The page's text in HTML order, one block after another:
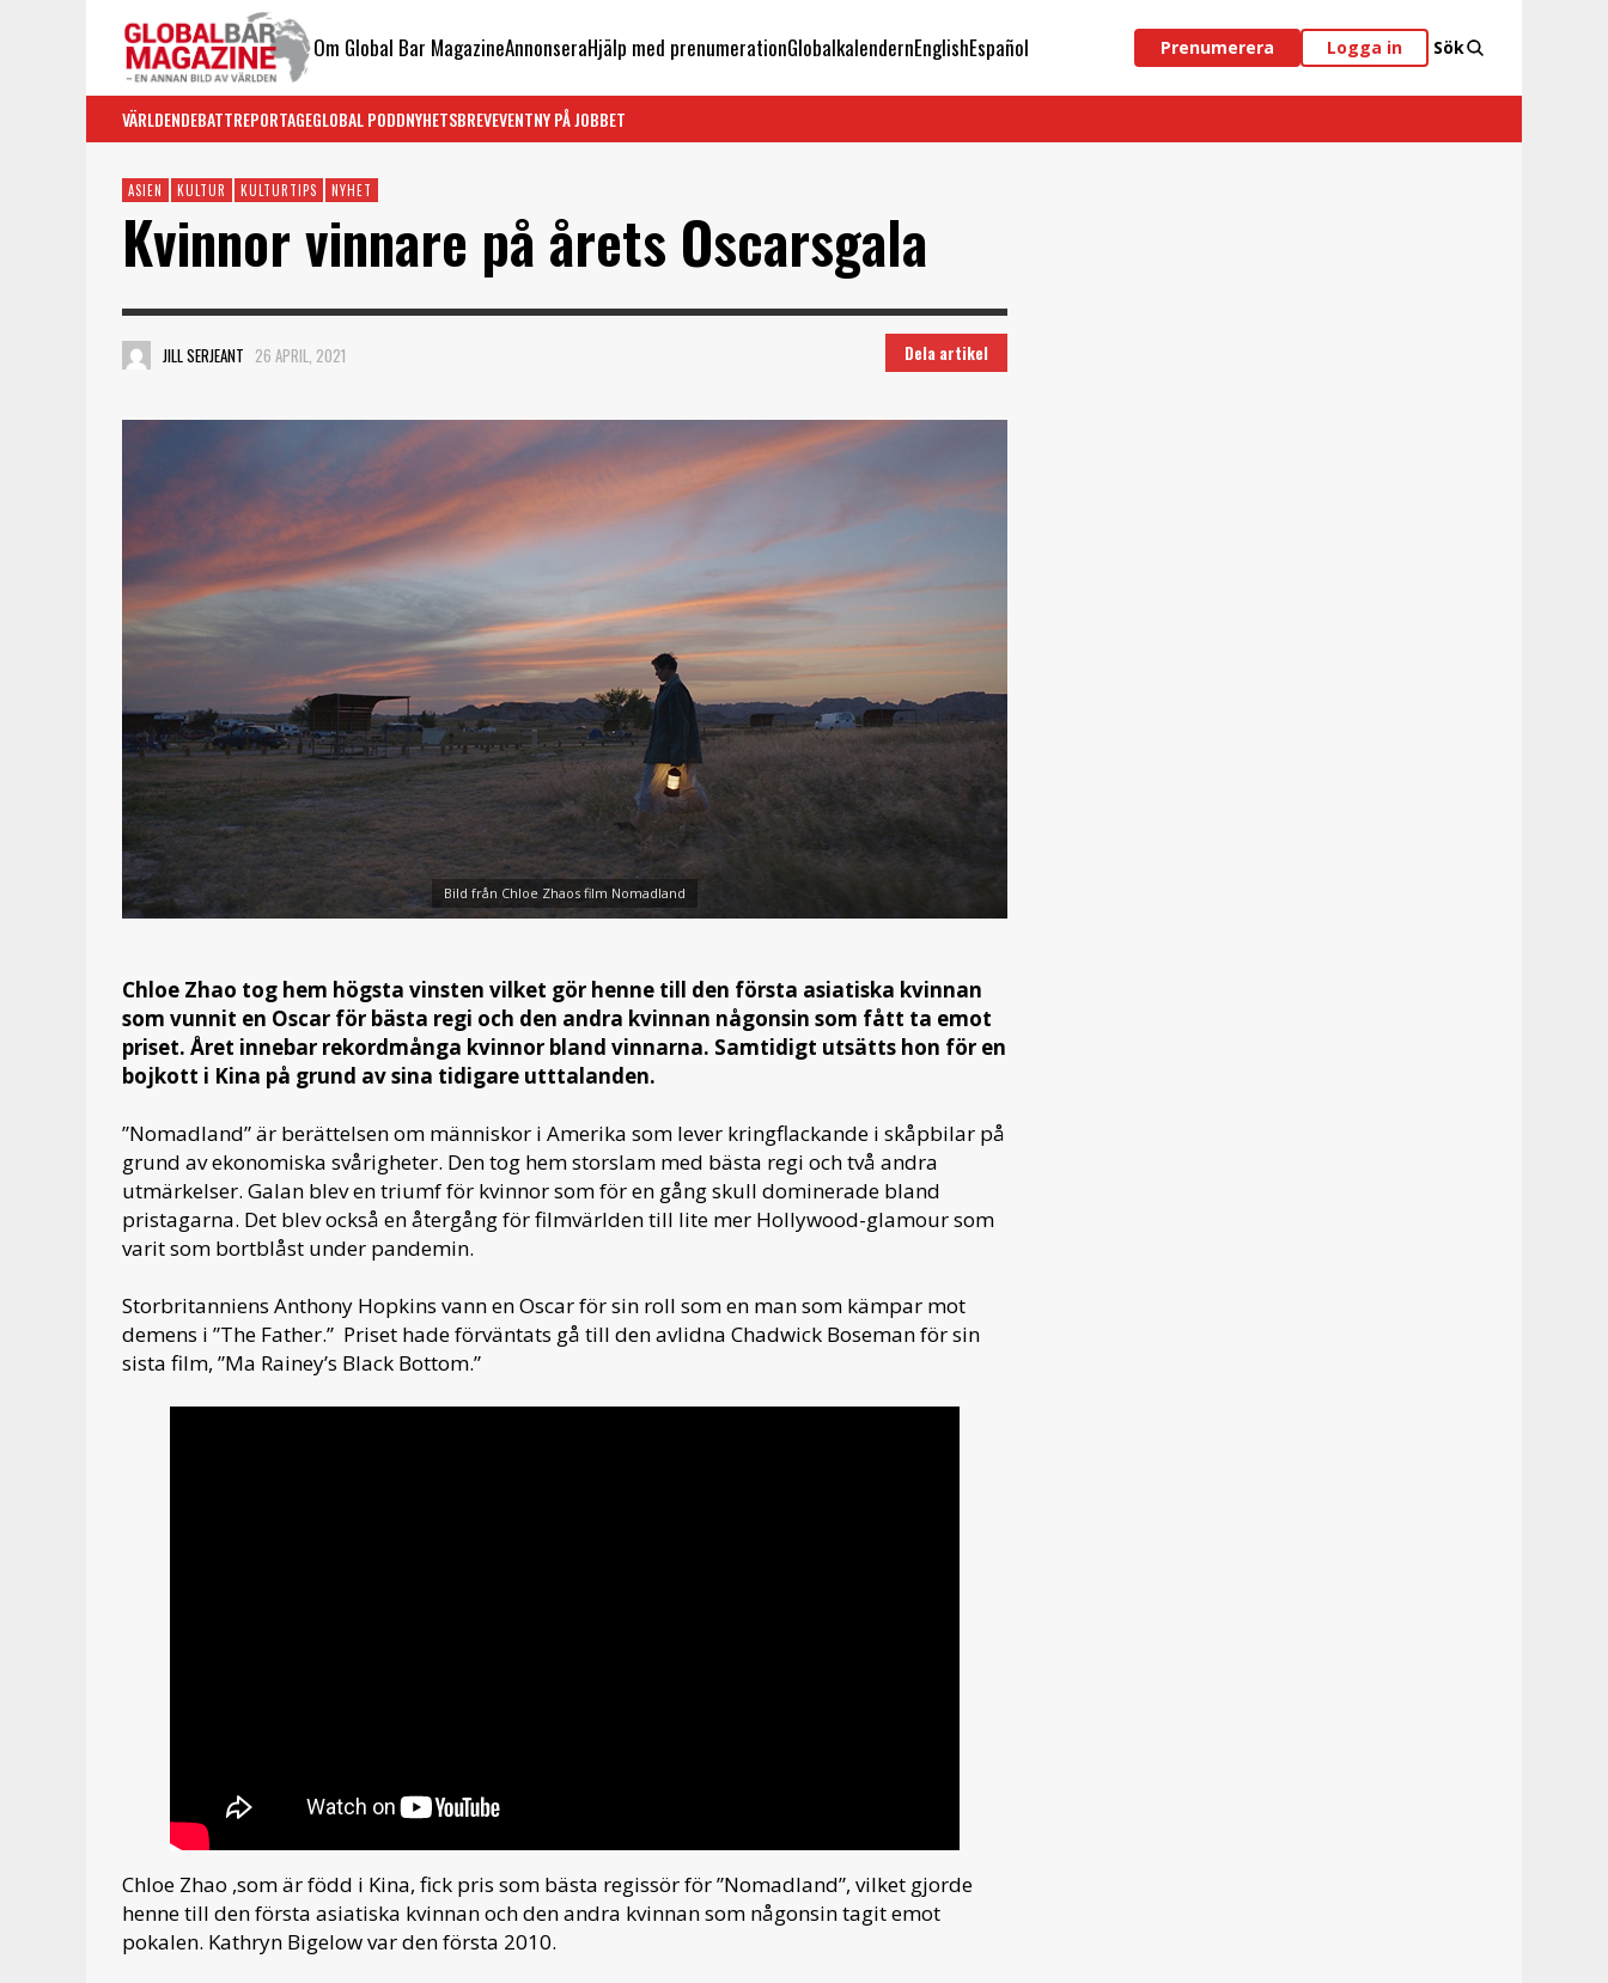
Om Global Bar MagazineAnnonseraHjälp med prenumerationGlobalkalendernEnglishEspañol Prenumerera Logga in Sök
VÄRLDENDEBATTREPORTAGEGLOBAL PODDNYHETSBREVEVENTNY PÅ JOBBET
ASIEN KULTUR KULTURTIPS NYHET
Kvinnor vinnare på årets Oscarsgala
JILL SERJEANT 26 APRIL, 2021 Dela artikel
Bild från Chloe Zhaos film Nomadland
Chloe Zhao tog hem högsta vinsten vilket gör henne till den första asiatiska kvinnan
som vunnit en Oscar för bästa regi och den andra kvinnan någonsin som fått ta emot
priset. Året innebar rekordmånga kvinnor bland vinnarna. Samtidigt utsätts hon för en
bojkott i Kina på grund av sina tidigare utttalanden.
”Nomadland” är berättelsen om människor i Amerika som lever kringflackande i skåpbilar på
grund av ekonomiska svårigheter. Den tog hem storslam med bästa regi och två andra
utmärkelser. Galan blev en triumf för kvinnor som för en gång skull dominerade bland
pristagarna. Det blev också en återgång för filmvärlden till lite mer Hollywood-glamour som
varit som bortblåst under pandemin.
Storbritanniens Anthony Hopkins vann en Oscar för sin roll som en man som kämpar mot
demens i ”The Father.” Priset hade förväntats gå till den avlidna Chadwick Boseman för sin
sista film, ”Ma Rainey’s Black Bottom.”
Chloe Zhao ,som är född i Kina, fick pris som bästa regissör för ”Nomadland”, vilket gjorde
henne till den första asiatiska kvinnan och den andra kvinnan som någonsin tagit emot
pokalen. Kathryn Bigelow var den första 2010.